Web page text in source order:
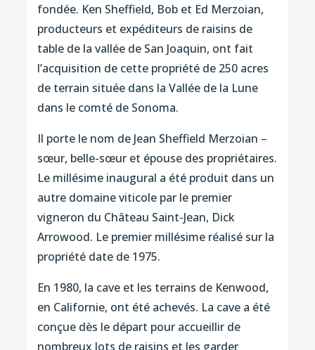
fondée. Ken Sheffield, Bob et Ed Merzoian,
producteurs et expéditeurs de raisins de
table de la vallée de San Joaquin, ont fait
l’acquisition de cette propriété de 250 acres
de terrain située dans la Vallée de la Lune
dans le comté de Sonoma.
Il porte le nom de Jean Sheffield Merzoian –
sœur, belle-sœur et épouse des propriétaires.
Le millésime inaugural a été produit dans un
autre domaine viticole par le premier
vigneron du Château Saint-Jean, Dick
Arrowood. Le premier millésime réalisé sur la
propriété date de 1975.
En 1980, la cave et les terrains de Kenwood,
en Californie, ont été achevés. La cave a été
conçue dès le départ pour accueillir de
nombreux lots de raisins et les garder